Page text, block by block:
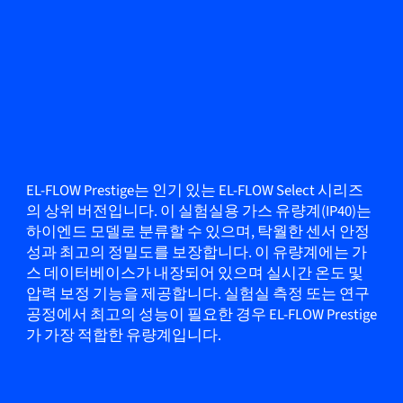
EL-FLOW Prestige는 인기 있는 EL-FLOW Select 시리즈
의 상위 버전입니다. 이 실험실용 가스 유량계(IP40)는
하이엔드 모델로 분류할 수 있으며, 탁월한 센서 안정
성과 최고의 정밀도를 보장합니다. 이 유량계에는 가
스 데이터베이스가 내장되어 있으며 실시간 온도 및
압력 보정 기능을 제공합니다. 실험실 측정 또는 연구
공정에서 최고의 성능이 필요한 경우 EL-FLOW Prestige
가 가장 적합한 유량계입니다.